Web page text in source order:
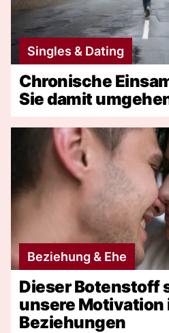
Singles & Dating
Chronische
Sie damit
Beziehung & Ehe
Dieser Botenstoff
unsere Motivation
Beziehungen